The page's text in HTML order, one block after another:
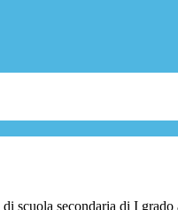
scuola secondaria di I grado